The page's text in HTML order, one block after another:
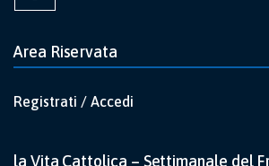
Area Riservata
Registrati / Accedi
la Vita Cattolica – Settimanale del